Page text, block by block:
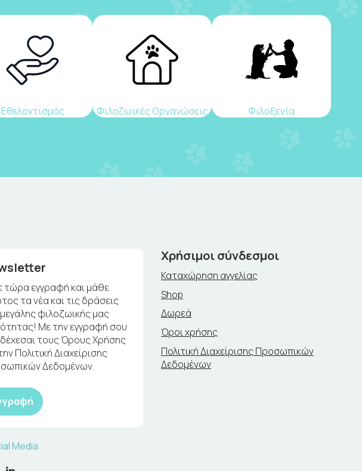
Εθελοντισμός Φιλοζωικές Οργανώσεις Φιλοξενία
τώρα εγγραφή και μάθε
τα νέα και τις δράσεις
φιλοζωικής μας
Με την εγγραφή σου
τους Όρους Χρήσης
Πολιτική Διαχείρισης
Δεδομένων.
Χρήσιμοι σύνδεσμοι
Καταχώρηση αγγελίας
Shop
Δωρεά
Όροι χρήσης
Πολιτική Διαχείρισης Προσωπικών
Δεδομένων
Media